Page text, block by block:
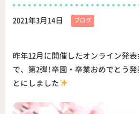
2021年3月14日 ブログ
昨年12月に開催したオンライン発表
で、第2弾!卒園・卒業おめでとう
とにしました